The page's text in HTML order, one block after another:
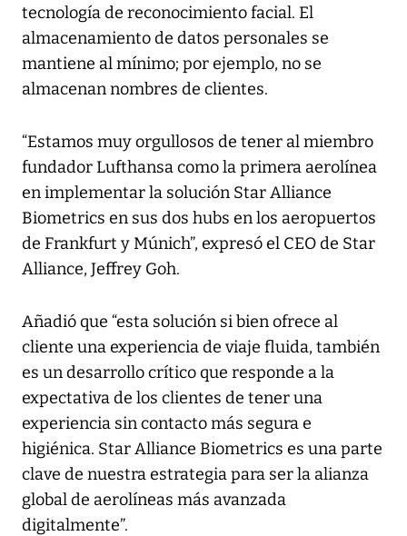
tecnología de reconocimiento facial. El
almacenamiento de datos personales se
mantiene al mínimo; por ejemplo, no se
almacenan nombres de clientes.
“Estamos muy orgullosos de tener al miembro
fundador Lufthansa como la primera aerolínea
en implementar la solución Star Alliance
Biometrics en sus dos hubs en los aeropuertos
de Frankfurt y Múnich”, expresó el CEO de Star
Alliance, Jeffrey Goh.
Añadió que “esta solución si bien ofrece al
cliente una experiencia de viaje fluida, también
es un desarrollo crítico que responde a la
expectativa de los clientes de tener una
experiencia sin contacto más segura e
higiénica. Star Alliance Biometrics es una parte
clave de nuestra estrategia para ser la alianza
global de aerolíneas más avanzada
digitalmente”.